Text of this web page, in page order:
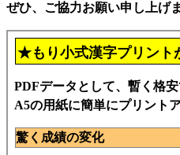
ぜひ、ご協力お願い申し上げま